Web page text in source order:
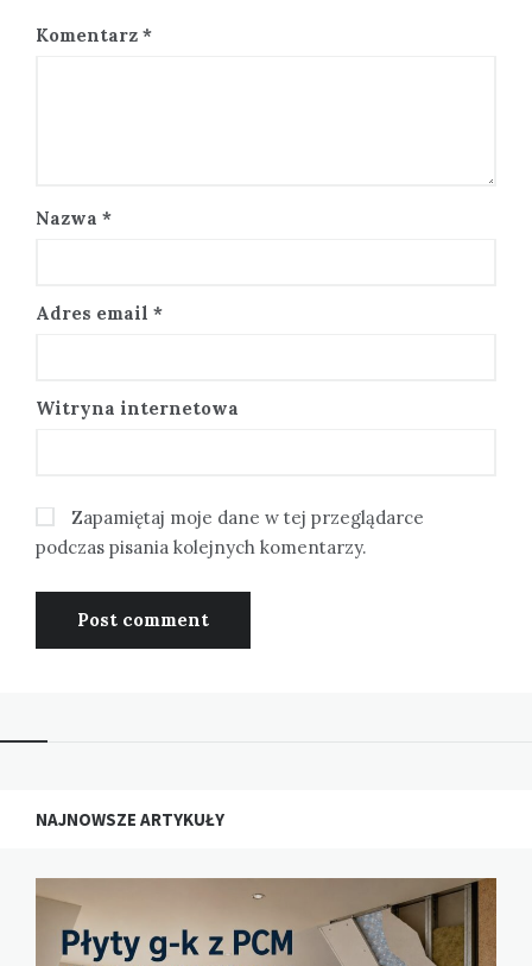
Komentarz *
Nazwa *
Adres email *
Witryna internetowa
Zapamiętaj moje dane w tej przeglądarce
podczas pisania kolejnych komentarzy.
NAJNOWSZE ARTYKUŁY